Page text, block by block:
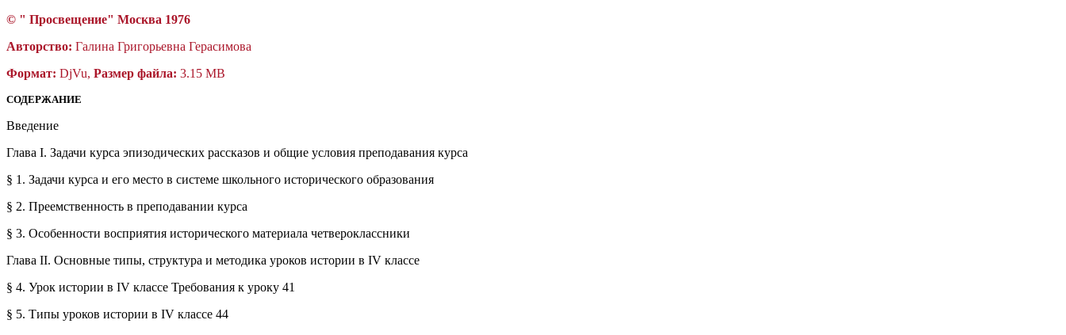
© " Просвещение" Москва 1976
Авторство: Галина Григорьевна Герасимова
Формат: DjVu, Размер файла: 3.15 MB
СОДЕРЖАНИЕ
Введение
Глава I. Задачи курса эпизодических рассказов и общие условия преподавания курса
§ 1. Задачи курса и его место в системе школьного исторического образования
§ 2. Преемственность в преподавании курса
§ 3. Особенности восприятия исторического материала четвероклассники
Глава II. Основные типы, структура и методика уроков истории в IV классе
§ 4. Урок истории в IV классе Требования к уроку 41
§ 5. Типы уроков истории в IV классе 44